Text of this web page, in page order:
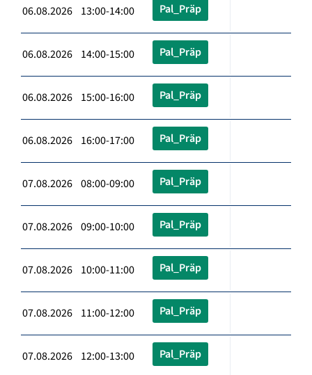
06.08.2026 13:00-14:00 Pal_Präp
06.08.2026 14:00-15:00 Pal_Präp
06.08.2026 15:00-16:00 Pal_Präp
06.08.2026 16:00-17:00 Pal_Präp
07.08.2026 08:00-09:00 Pal_Präp
07.08.2026 09:00-10:00 Pal_Präp
07.08.2026 10:00-11:00 Pal_Präp
07.08.2026 11:00-12:00 Pal_Präp
07.08.2026 12:00-13:00 Pal_Präp